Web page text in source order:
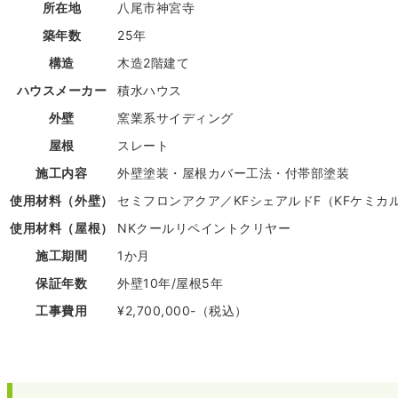
所在地
八尾市神宮寺
築年数
25年
構造
木造2階建て
ハウスメーカー
積水ハウス
外壁
窯業系サイディング
屋根
スレート
施工内容
外壁塗装・屋根カバー工法・付帯部塗装
使用材料（外壁）
セミフロンアクア／KFシェアルドF（KFケミカ
使用材料（屋根）
NKクールリペイントクリヤー
施工期間
1か月
保証年数
外壁10年/屋根5年
工事費用
¥2,700,000-（税込）